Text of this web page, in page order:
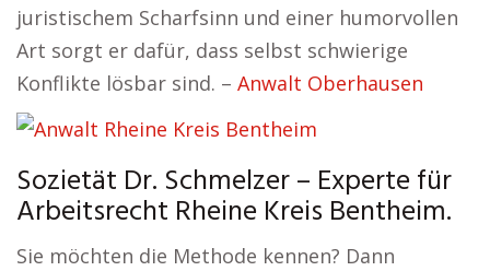
juristischem Scharfsinn und einer humorvollen
Art sorgt er dafür, dass selbst schwierige
Konflikte lösbar sind. – Anwalt Oberhausen
Sozietät Dr. Schmelzer – Experte für
Arbeitsrecht Rheine Kreis Bentheim.
Sie möchten die Methode kennen? Dann